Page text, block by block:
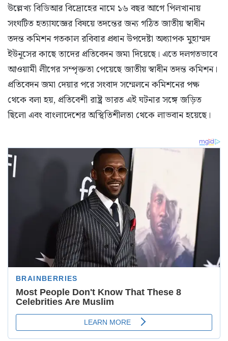
উল্লেখ্য বিডিআর বিদ্রোহের নামে ১৬ বছর আগে পিলখানায়
সংঘটিত হত্যাযজ্ঞের বিষয়ে তদন্তের জন্য গঠিত জাতীয় স্বাধীন
তদন্ত কমিশন গতকাল রবিবার প্রধান উপদেষ্টা অধ্যাপক মুহাম্মদ
ইউনূসের কাছে তাদের প্রতিবেদন জমা দিয়েছে। এতে দলগতভাবে
আওয়ামী লীগের সম্পৃক্ততা পেয়েছে জাতীয় স্বাধীন তদন্ত কমিশন।
প্রতিবেদন জমা দেয়ার পরে সংবাদ সম্মেলনে কমিশনের পক্ষ
থেকে বলা হয়, প্রতিবেশী রাষ্ট্র ভারত এই ঘটনার সঙ্গে জড়িত
ছিলো এবং বাংলাদেশের অস্থিতিশীলতা থেকে লাভবান হয়েছে।